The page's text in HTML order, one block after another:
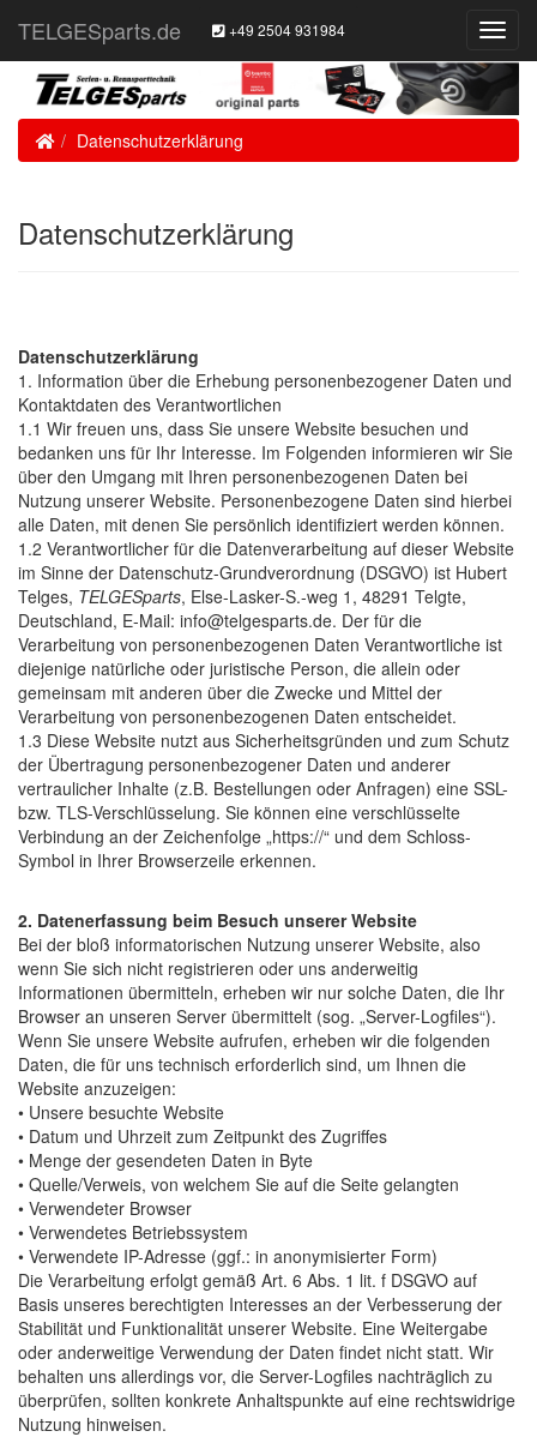
TELGESparts.de +49 2504 931984
HomeDatenschutzerklärung
Datenschutzerklärung
Datenschutzerklärung
1. Information über die Erhebung personenbezogener Daten und
Kontaktdaten des Verantwortlichen
1.1 Wir freuen uns, dass Sie unsere Website besuchen und
bedanken uns für Ihr Interesse. Im Folgenden informieren wir Sie
über den Umgang mit Ihren personenbezogenen Daten bei
Nutzung unserer Website. Personenbezogene Daten sind hierbei
alle Daten, mit denen Sie persönlich identifiziert werden können.
1.2 Verantwortlicher für die Datenverarbeitung auf dieser Website
im Sinne der Datenschutz-Grundverordnung (DSGVO) ist Hubert
Telges, TELGESparts, Else-Lasker-S.-weg 1, 48291 Telgte,
Deutschland, E-Mail: info@telgesparts.de. Der für die
Verarbeitung von personenbezogenen Daten Verantwortliche ist
diejenige natürliche oder juristische Person, die allein oder
gemeinsam mit anderen über die Zwecke und Mittel der
Verarbeitung von personenbezogenen Daten entscheidet.
1.3 Diese Website nutzt aus Sicherheitsgründen und zum Schutz
der Übertragung personenbezogener Daten und anderer
vertraulicher Inhalte (z.B. Bestellungen oder Anfragen) eine SSL-
bzw. TLS-Verschlüsselung. Sie können eine verschlüsselte
Verbindung an der Zeichenfolge „https://“ und dem Schloss-
Symbol in Ihrer Browserzeile erkennen.
2. Datenerfassung beim Besuch unserer Website
Bei der bloß informatorischen Nutzung unserer Website, also
wenn Sie sich nicht registrieren oder uns anderweitig
Informationen übermitteln, erheben wir nur solche Daten, die Ihr
Browser an unseren Server übermittelt (sog. „Server-Logfiles“).
Wenn Sie unsere Website aufrufen, erheben wir die folgenden
Daten, die für uns technisch erforderlich sind, um Ihnen die
Website anzuzeigen:
• Unsere besuchte Website
• Datum und Uhrzeit zum Zeitpunkt des Zugriffes
• Menge der gesendeten Daten in Byte
• Quelle/Verweis, von welchem Sie auf die Seite gelangten
• Verwendeter Browser
• Verwendetes Betriebssystem
• Verwendete IP-Adresse (ggf.: in anonymisierter Form)
Die Verarbeitung erfolgt gemäß Art. 6 Abs. 1 lit. f DSGVO auf
Basis unseres berechtigten Interesses an der Verbesserung der
Stabilität und Funktionalität unserer Website. Eine Weitergabe
oder anderweitige Verwendung der Daten findet nicht statt. Wir
behalten uns allerdings vor, die Server-Logfiles nachträglich zu
überprüfen, sollten konkrete Anhaltspunkte auf eine rechtswidrige
Nutzung hinweisen.